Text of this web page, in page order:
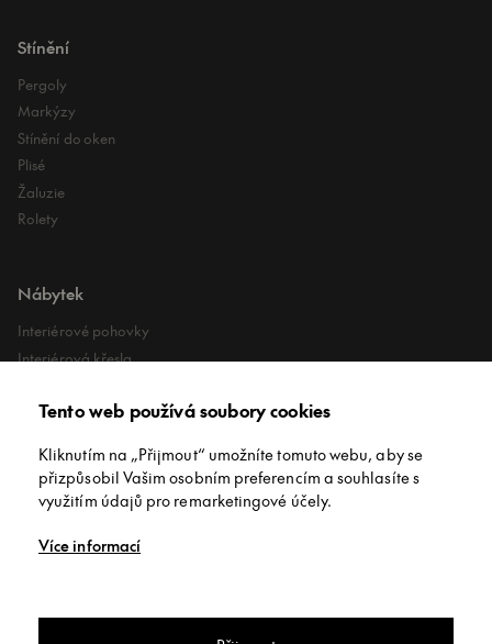
Stínění
Pergoly
Markýzy
Stínění do oken
Plisé
Žaluzie
Rolety
Nábytek
Interiérové pohovky
Interiérová křesla
Lehátka
Exteriérové pufy
O společnosti
Tento web používá soubory cookies
Kliknutím na „Přijmout“ umožníte tomuto webu, aby se
přizpůsobil Vašim osobním preferencím a souhlasíte s
využitím údajů pro remarketingové účely.
Více informací